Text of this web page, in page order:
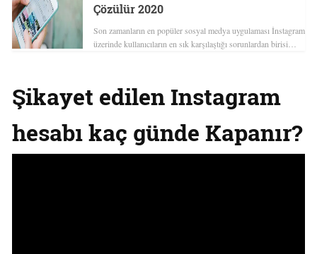
Çözülür 2020
Son zamanların en popüler sosyal medya uygulaması İnstagram
üzerinde kullanıcıların en sık karşılaştığı sorunlardan birisi…
Şikayet edilen Instagram
hesabıkaç günde Kapanır?